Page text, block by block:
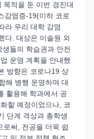
목적을 둔 이번 경진대
감염증-19(이하 코로
라 우리 대학 감염
다. 대상은 이솔원 외
들의 학습권과 안전
운영 계획을 안내했
방향은 코로나19 상
해 병행 운영하며 대
활용해 학과에서 공
할 예정이었으나, 코
단계 격상과 총학생
로써, 전공을 더욱 쉽